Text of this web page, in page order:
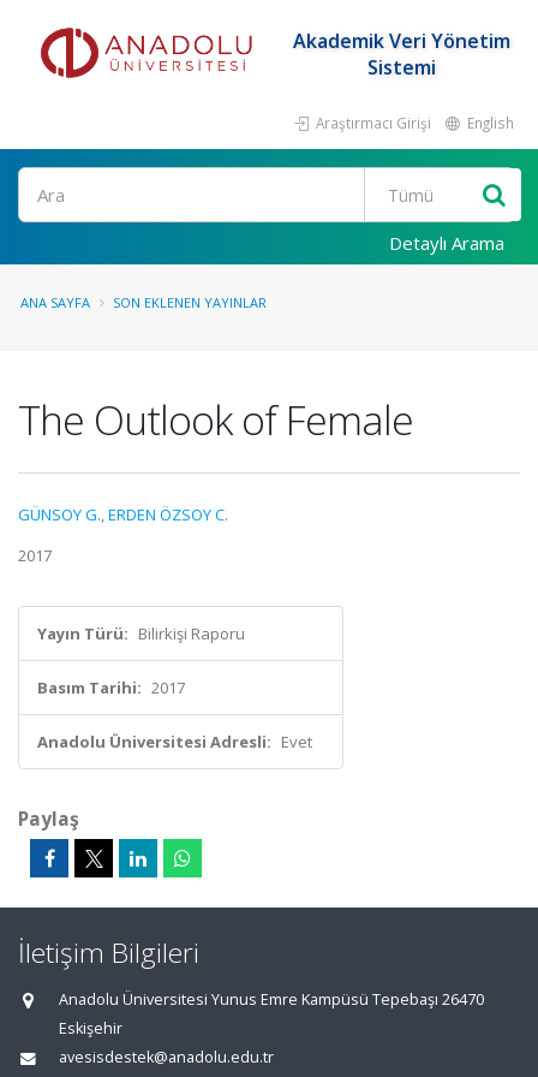
Akademik Veri Yönetim
Sistemi
Araştırmacı Girişi English
Ara
Detaylı Arama
ANA SAYFA SON EKLENEN YAYINLAR
The Outlook of Female
GÜNSOY G.,ERDEN ÖZSOY C.
2017
Yayın Türü: Bilirkişi Raporu
Basım Tarihi: 2017
Anadolu Üniversitesi Adresli: Evet
Paylaş
İletişim Bilgileri
Anadolu Üniversitesi Yunus Emre Kampüsü Tepebaşı 26470
Eskişehir
avesisdestek@anadolu.edu.tr